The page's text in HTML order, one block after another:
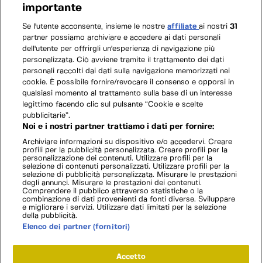
importante
Se l'utente acconsente, insieme le nostreaffiliateai nostri31
partner possiamo archiviare e accedere ai dati personali
dell'utente per offrirgli un'esperienza di navigazione più
personalizzata. Ciò avviene tramite il trattamento dei dati
personali raccolti dai dati sulla navigazione memorizzati nei
cookie. È possibile fornire/revocare il consenso e opporsi in
qualsiasi momento al trattamento sulla base di un interesse
legittimo facendo clic sul pulsante “Cookie e scelte
pubblicitarie”.
Noi e i nostri partner trattiamo i dati per fornire:
Archiviare informazioni su dispositivo e/o accedervi. Creare
profili per la pubblicità personalizzata. Creare profili per la
personalizzazione dei contenuti. Utilizzare profili per la
selezione di contenuti personalizzati. Utilizzare profili per la
selezione di pubblicità personalizzata. Misurare le prestazioni
degli annunci. Misurare le prestazioni dei contenuti.
Comprendere il pubblico attraverso statistiche o la
combinazione di dati provenienti da fonti diverse. Sviluppare
e migliorare i servizi. Utilizzare dati limitati per la selezione
della pubblicità.
Elenco dei partner (fornitori)
Accetto